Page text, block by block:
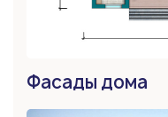
Фасады дома